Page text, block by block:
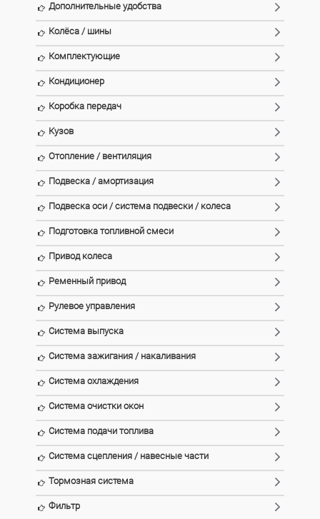
Дополнительные удобства
Колёса / шины
Комплектующие
Кондиционер
Коробка передач
Кузов
Отопление / вентиляция
Подвеска / амортизация
Подвеска оси / система подвески / колеса
Подготовка топливной смеси
Привод колеса
Ременный привод
Рулевое управления
Система выпуска
Система зажигания / накаливания
Система охлаждения
Система очистки окон
Система подачи топлива
Система сцепления / навесные части
Тормозная система
Фильтр